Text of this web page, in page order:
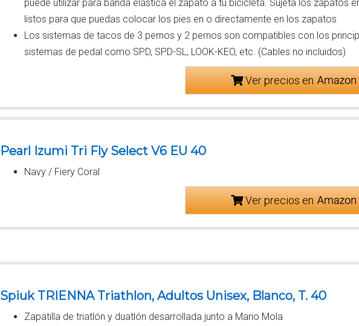
puede utilizar para banda elástica el zapato a tu bicicleta. Sujeta los zapatos
listos para que puedas colocar los pies en o directamente en los zapatos
Los sistemas de tacos de 3 pernos y 2 pernos son compatibles con los
sistemas de pedal como SPD, SPD-SL, LOOK-KEO, etc. (Cables no incluidos)
Ver precios en
Pearl Izumi Tri Fly Select V6 EU 40
Navy / Fiery Coral
Ver precios en
Spiuk TRIENNA Triathlon, Adultos Unisex, Blanco, T. 40
Zapatilla de triatlón y duatlón desarrollada junto a Mario Mola